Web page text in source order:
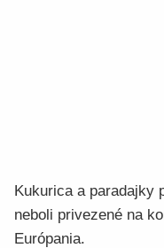
Kukurica a paradajky
neboli privezené na
Európania.